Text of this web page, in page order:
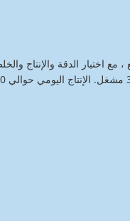
2000 متر مربع ، مع اختبار الدقة